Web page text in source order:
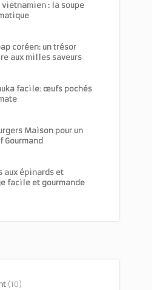
vietnamien : la soupe
coréen: un trésor
aux milles saveurs
facile: œufs pochés
Maison pour un
Gourmand
aux épinards et
facile et gourmande
(10)